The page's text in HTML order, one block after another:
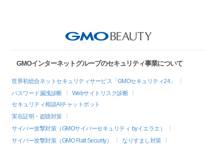
GMOインターネットグループのセキュリティ事業について
世界初総合ネットセキュリティサービス「GMOセキュリティ24」
パスワード漏洩診断
Webサイトリスク診断
セキュリティ相談AIチャットボット
実在証明・盗聴対策
サイバー攻撃対策（GMOサイバーセキュリティ byイエラエ）
サイバー攻撃対策（GMO Flatt Security）
なりすまし対策